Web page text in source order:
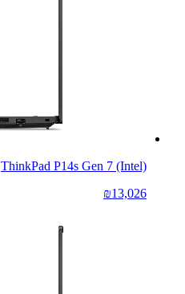
ThinkPad P14s Gen 7 (Intel)
₪13,026